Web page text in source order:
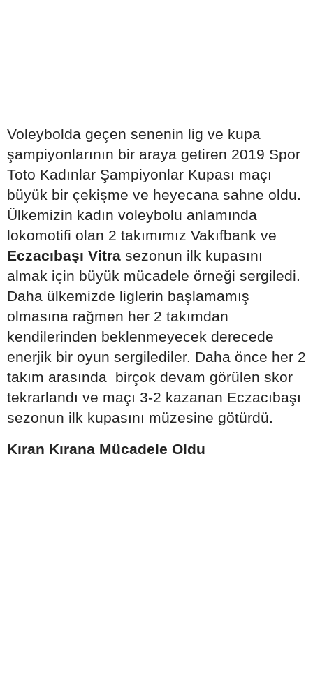
Voleybolda geçen senenin lig ve kupa
şampiyonlarının bir araya getiren 2019 Spor
Toto Kadınlar Şampiyonlar Kupası maçı
büyük bir çekişme ve heyecana sahne oldu.
Ülkemizin kadın voleybolu anlamında
lokomotifi olan 2 takımımız Vakıfbank ve
Eczacıbaşı Vitra sezonun ilk kupasını
almak için büyük mücadele örneği sergiledi.
Daha ülkemizde liglerin başlamamış
olmasına rağmen her 2 takımdan
kendilerinden beklenmeyecek derecede
enerjik bir oyun sergilediler. Daha önce her 2
takım arasında birçok devam görülen skor
tekrarlandı ve maçı 3-2 kazanan Eczacıbaşı
sezonun ilk kupasını müzesine götürdü.
Kıran Kırana Mücadele Oldu